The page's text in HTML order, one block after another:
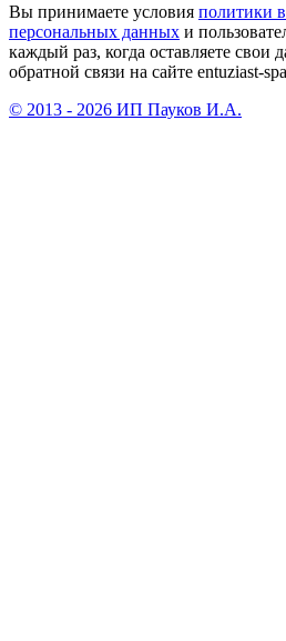
Вы принимаете условия политики
персональных данных и
каждый раз, когда оставляете
обратной связи на сайте entuziast-
© 2013 - 2026 ИП Пауков И.А.